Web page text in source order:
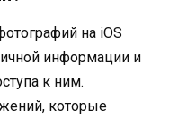
на iOS
информации и
к ним.
которые